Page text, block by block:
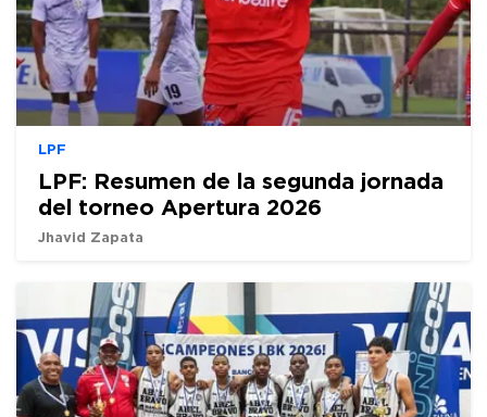
LPF
LPF: Resumen de la segunda jornada
del torneo Apertura 2026
Jhavid Zapata